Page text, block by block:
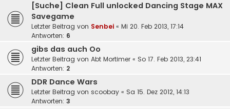
[Suche] Clean Full unlocked Dancing Stage MAX
Savegame
Letzter Beitrag von Senbei « Mi 20. Feb 2013, 17:14
Antworten: 6
gibs das auch Oo
Letzter Beitrag von Abt Mortimer « So 17. Feb 2013, 23:41
Antworten: 2
DDR Dance Wars
Letzter Beitrag von scoobay « Sa 15. Dez 2012, 14:13
Antworten: 3